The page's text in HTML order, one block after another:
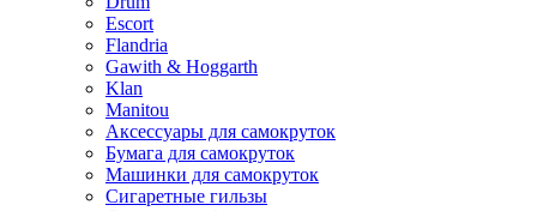
Escort
Flandria
Gawith & Hoggarth
Klan
Manitou
Аксессуары для самокруток
Бумага для самокруток
Машинки для самокруток
Сигаретные гильзы